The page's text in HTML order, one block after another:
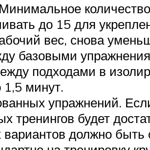
до 15 для
вес, снова
базовыми
подходами в
минут.
упражнений.
тренингов будет
должно